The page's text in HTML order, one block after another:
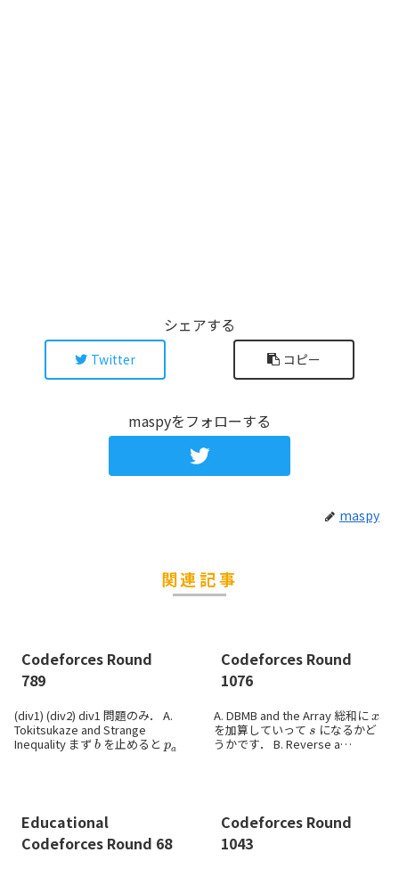
シェアする
Twitter コピー
maspyをフォローする
maspy
関連記事
Codeforces Round
789
(div1) (div2) div1 問題のみ． A.
Tokitsukaze and Strange
Inequality まず
b
を止めると
c
Codeforces Round
1076
A. DBMB and the Array 総和に
を加算していって
s
になるかど
うかです． B. Reverse a
Educational
Codeforces Round 68
Codeforces Round
1043